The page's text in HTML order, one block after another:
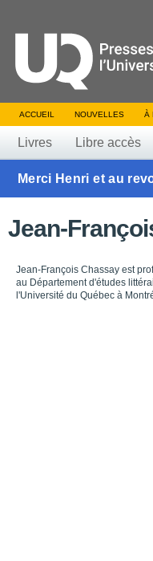
ACCUEIL NOUVELLES À
Livres Libre accès
Merci Henri et au
Jean-
Jean-François Chassay est
au Département d'études
l'Université du Québec à